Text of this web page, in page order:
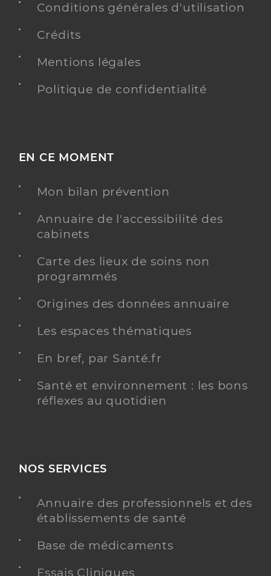
Conditions générales d'utilisation
Crédits
Mentions légales
Politique de confidentialité
EN CE MOMENT
Mon bilan prévention
Annuaire de l'accessibilité des
cabinets
Carte des lieux de soins non
programmés
Origines des données annuaire
Les espaces thématiques
En bref, par Santé.fr
Santé et environnement : les bons
réflexes au quotidien
NOS SERVICES
Annuaire des professionnels et des
établissements de santé
Base de médicaments
Essais Cliniques